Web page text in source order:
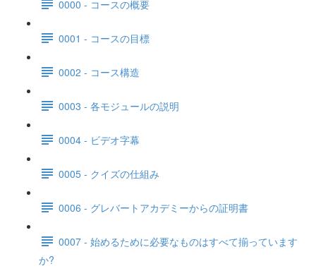
0000 - コースの概要
0001 - コースの目標
0002 - コース構造
0003 - 各モジュールの説明
0004 - ビデオ字幕
0005 - クイズの仕組み
0006 - グレバートアカデミーからの証明書
0007 - 始めるために必要なものはすべて揃っています
か?